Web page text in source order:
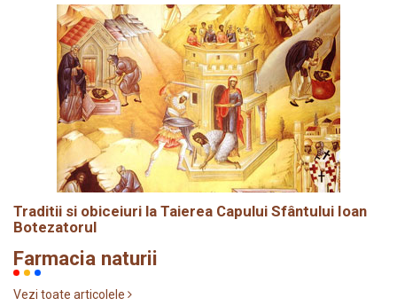
Traditii si obiceiuri la Taierea Capului Sfântului Ioan
Botezatorul
Farmacia naturii
Vezi toate articolele